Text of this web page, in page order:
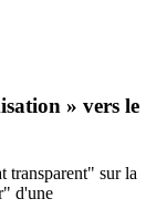
» vers le
transparent" sur la
d'une